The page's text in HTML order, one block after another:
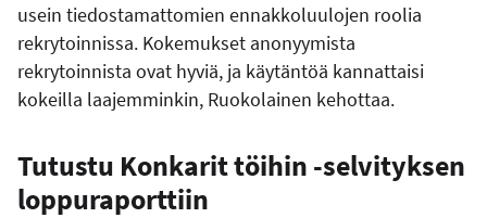
usein tiedostamattomien ennakkoluulojen roolia
rekrytoinnissa. Kokemukset anonyymista
rekrytoinnista ovat hyviä, ja käytäntöä kannattaisi
kokeilla laajemminkin, Ruokolainen kehottaa.
Tutustu Konkarit töihin -selvityksen
loppuraporttiin